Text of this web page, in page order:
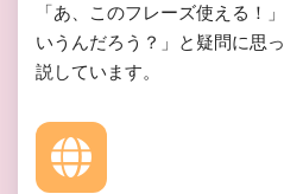
「あ、このフレーズ使える！
いうんだろう？」と疑問に思
説しています。